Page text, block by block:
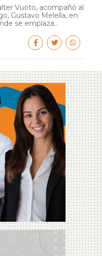
Vuoto, acompañó al
Gustavo Melella, en
se emplaza...